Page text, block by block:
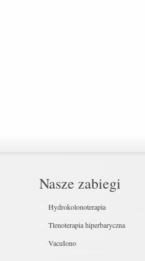
Nasze zabiegi
Hydrokolonoterapia
Tlenoterapia hiperbaryczna
VacuIono